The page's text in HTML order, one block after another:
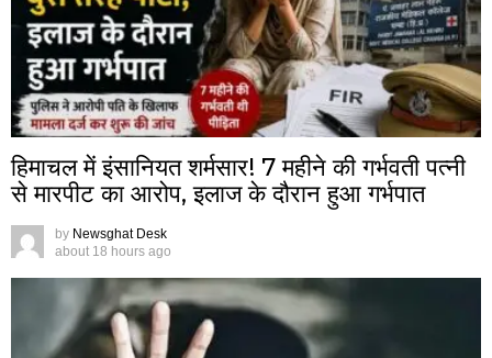
हिमाचल में इंसानियत शर्मसार! 7 महीने की गर्भवती पत्नी
से मारपीट का आरोप, इलाज के दौरान हुआ गर्भपात
by Newsghat Desk
about 18 hours ago